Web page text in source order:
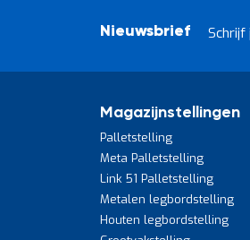
Nieuwsbrief Schrijf
Magazijnstellingen
Palletstelling
Meta Palletstelling
Link 51 Palletstelling
Metalen legbordstelling
Houten legbordstelling